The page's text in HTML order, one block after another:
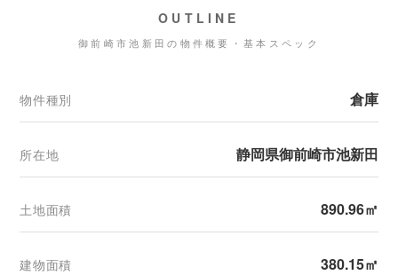
OUTLINE
御前崎市池新田の物件概要・基本スペック
物件種別 倉庫
所在地 静岡県御前崎市池新田
土地面積 890.96㎡
建物面積 380.15㎡